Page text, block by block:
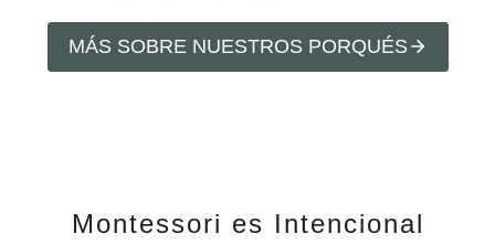
MÁS SOBRE NUESTROS PORQUÉS
Montessori es Intencional